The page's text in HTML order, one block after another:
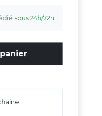
sous 24h/72h